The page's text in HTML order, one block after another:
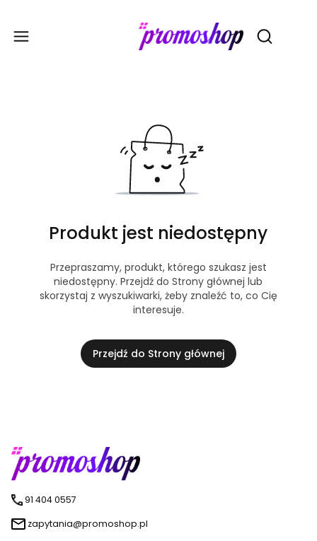
Otwórz
Produkt jest niedostępny
Przepraszamy, produkt, którego szukasz jest
niedostępny. Przejdź do Strony głównej lub
skorzystaj z wyszukiwarki, żeby znaleźć to, co Cię
interesuje.
Przejdź do Strony głównej
91 404 0557
zapytania@promoshop.pl